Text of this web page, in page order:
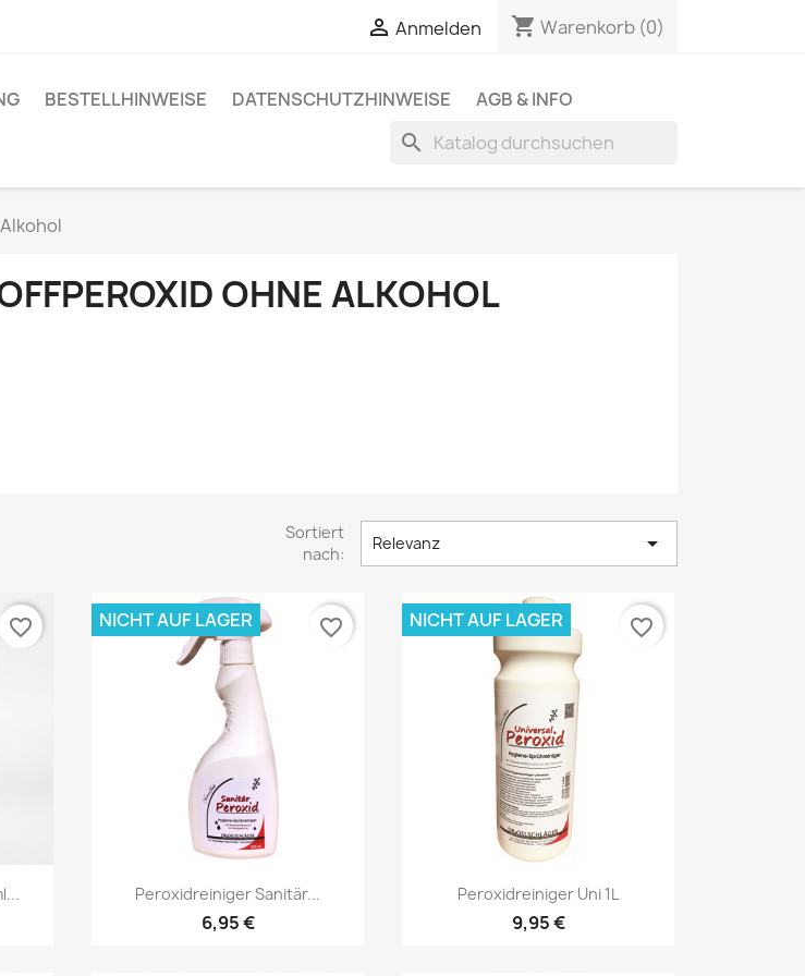
 Anmelden shopping_cart Warenkorb (0)
BESTELLHINWEISE DATENSCHUTZHINWEISE AGB & INFO
search
OHNE ALKOHOL
Sortiert
nach:
Relevanz 
favorite_border
Vorschau
Peroxidreiniger Sanitär...
6,95 €
NICHT AUF LAGER favorite_border
Vorschau
Peroxidreiniger Uni 1L
9,95 €
NICHT AUF LAGER favorite_border